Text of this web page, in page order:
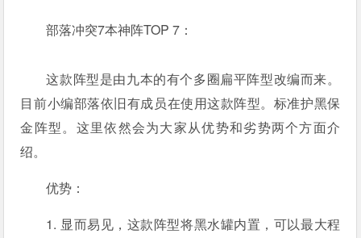
部落冲突7本神阵TOP 7：
这款阵型是由九本的有个多圈扁平阵型改编而来。
目前小编部落依旧有成员在使用这款阵型。标准护黑保
金阵型。这里依然会为大家从优势和劣势两个方面介
绍。
优势：
1. 显而易见，这款阵型将黑水罐内置，可以最大程